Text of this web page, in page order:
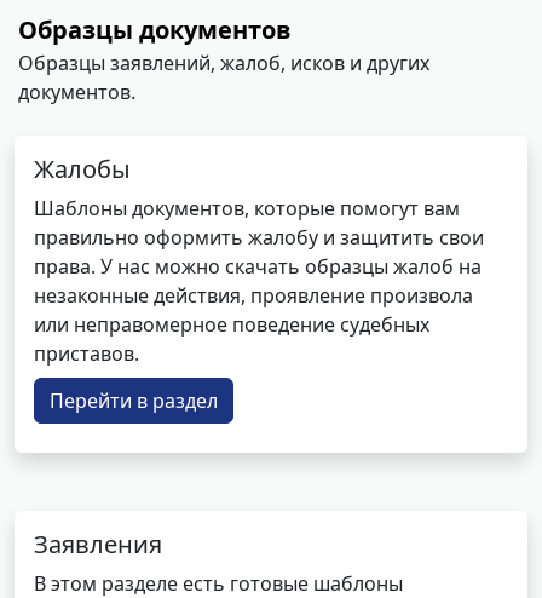
Образцы документов
Образцы заявлений, жалоб, исков и других
документов.
Жалобы
Шаблоны документов, которые помогут вам
правильно оформить жалобу и защитить свои
права. У нас можно скачать образцы жалоб на
незаконные действия, проявление произвола
или неправомерное поведение судебных
приставов.
Перейти в раздел
Заявления
В этом разделе есть готовые шаблоны